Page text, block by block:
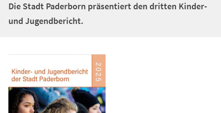
Die Stadt Paderborn präsentiert den dritten Kinder-
und Jugendbericht.